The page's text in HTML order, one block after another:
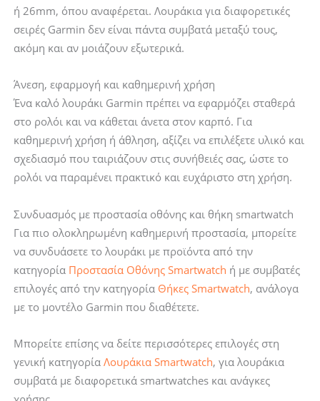
ή 26mm, όπου αναφέρεται. Λουράκια για διαφορετικές
σειρές Garmin δεν είναι πάντα συμβατά μεταξύ τους,
ακόμη και αν μοιάζουν εξωτερικά.
Άνεση, εφαρμογή και καθημερινή χρήση
Ένα καλό λουράκι Garmin πρέπει να εφαρμόζει σταθερά
στο ρολόι και να κάθεται άνετα στον καρπό. Για
καθημερινή χρήση ή άθληση, αξίζει να επιλέξετε υλικό και
σχεδιασμό που ταιριάζουν στις συνήθειές σας, ώστε το
ρολόι να παραμένει πρακτικό και ευχάριστο στη χρήση.
Συνδυασμός με προστασία οθόνης και θήκη smartwatch
Για πιο ολοκληρωμένη καθημερινή προστασία, μπορείτε
να συνδυάσετε το λουράκι με προϊόντα από την
κατηγορία Προστασία Οθόνης Smartwatch ή με συμβατές
επιλογές από την κατηγορία Θήκες Smartwatch, ανάλογα
με το μοντέλο Garmin που διαθέτετε.
Μπορείτε επίσης να δείτε περισσότερες επιλογές στη
γενική κατηγορία Λουράκια Smartwatch, για λουράκια
συμβατά με διαφορετικά smartwatches και ανάγκες